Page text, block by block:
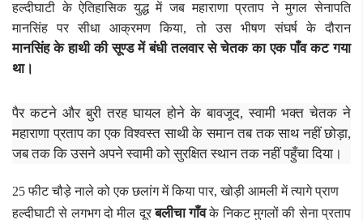
हल्दीघाटी के ऐतिहासिक युद्ध में जब महाराणा प्रताप ने मुगल सेनापति
मानसिंह पर सीधा आक्रमण किया, तो उस भीषण संघर्ष के दौरान
मानसिंह के हाथी की सूण्ड में बंधी तलवार से चेतक का एक पाँव कट गया
था।
पैर कटने और बुरी तरह घायल होने के बावजूद, स्वामी भक्त चेतक ने
महाराणा प्रताप का एक विश्वस्त साथी के समान तब तक साथ नहीं छोड़ा,
जब तक कि उसने अपने स्वामी को सुरक्षित स्थान तक नहीं पहुँचा दिया।
25 फीट चौड़े नाले को एक छलांग में किया पार, खोड़ी आमली में त्यागे प्राण
हल्दीघाटी से लगभग दो मील दूरबलीचा गाँवके निकट मुगलों की सेना प्रताप